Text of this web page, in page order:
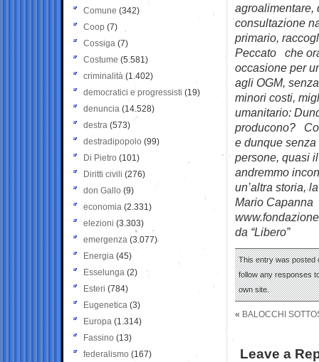
agroalimentare,
consultazione
primario,
Peccato che
occasione per
agli OGM,
minori costi,
umanitario:
producono?
e dunque
persone, quasi
andremmo
un’altra storia,
Mario Capanna
da “Libero”
This entry was posted
follow any responses
own site.
« BALOCCHI
Leave a
Comune (342)
Coop (7)
Cossiga (7)
Costume (5.581)
criminalità (1.402)
democratici e progressisti (19)
denuncia (14.528)
destra (573)
destradipopolo (99)
Di Pietro (101)
Diritti civili (276)
don Gallo (9)
economia (2.331)
elezioni (3.303)
emergenza (3.077)
Energia (45)
Esselunga (2)
Esteri (784)
Eugenetica (3)
Europa (1.314)
Fassino (13)
federalismo (167)